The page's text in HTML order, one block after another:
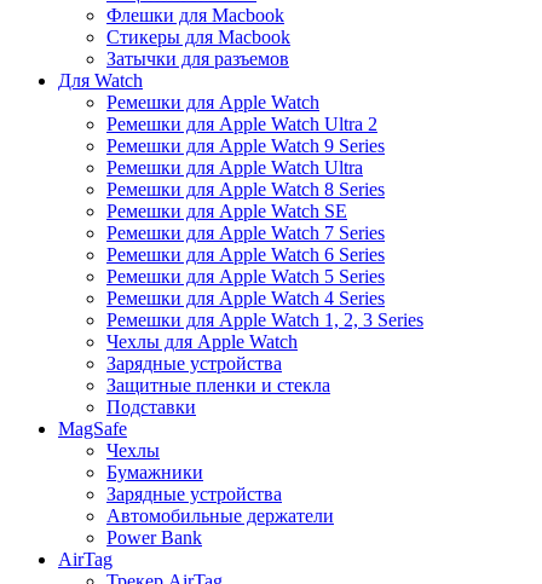
Флешки для Macbook
Стикеры для Macbook
Затычки для разъемов
Для Watch
Ремешки для Apple Watch
Ремешки для Apple Watch Ultra 2
Ремешки для Apple Watch 9 Series
Ремешки для Apple Watch Ultra
Ремешки для Apple Watch 8 Series
Ремешки для Apple Watch SE
Ремешки для Apple Watch 7 Series
Ремешки для Apple Watch 6 Series
Ремешки для Apple Watch 5 Series
Ремешки для Apple Watch 4 Series
Ремешки для Apple Watch 1, 2, 3 Series
Чехлы для Apple Watch
Зарядные устройства
Защитные пленки и стекла
Подставки
MagSafe
Чехлы
Бумажники
Зарядные устройства
Автомобильные держатели
Power Bank
AirTag